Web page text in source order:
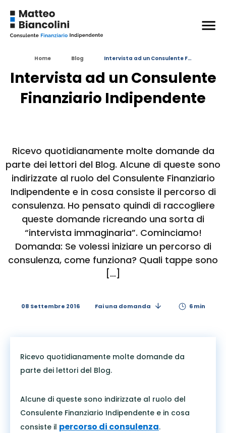
Home Blog Intervista ad un Consulente F…
Intervista ad un Consulente
Finanziario Indipendente
Ricevo quotidianamente molte domande da
parte dei lettori del Blog. Alcune di queste sono
indirizzate al ruolo del Consulente Finanziario
Indipendente e in cosa consiste il percorso di
consulenza. Ho pensato quindi di raccogliere
queste domande ricreando una sorta di
“intervista immaginaria”. Cominciamo!
Domanda: Se volessi iniziare un percorso di
consulenza, come funziona? Quali tappe sono
[…]
08 Settembre 2016 Fai una domanda 6 min
Ricevo quotidianamente molte domande da
parte dei lettori del Blog.
Alcune di queste sono indirizzate al ruolo del
Consulente Finanziario Indipendente e in cosa
consiste il percorso di consulenza.
Argomentiin questo articolo:
EDUCAZIONE FINANZIARIA INVESTIRE IN BORSA